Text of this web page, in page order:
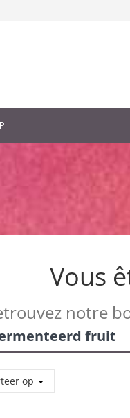
Vous
notre
fruit
op